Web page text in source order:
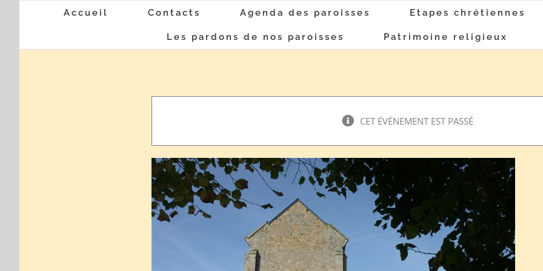
Accueil Contacts Agenda des paroisses Etapes chrétiennes
Les pardons de nos paroisses Patrimoine religieux
CET ÉVÈNEMENT EST PASSÉ